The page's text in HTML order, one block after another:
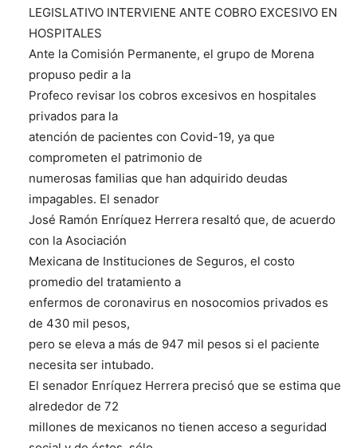
LEGISLATIVO INTERVIENE ANTE COBRO EXCESIVO EN
HOSPITALES
Ante la Comisión Permanente, el grupo de Morena
propuso pedir a la
Profeco revisar los cobros excesivos en hospitales
privados para la
atención de pacientes con Covid-19, ya que
comprometen el patrimonio de
numerosas familias que han adquirido deudas
impagables. El senador
José Ramón Enríquez Herrera resaltó que, de acuerdo
con la Asociación
Mexicana de Instituciones de Seguros, el costo
promedio del tratamiento a
enfermos de coronavirus en nosocomios privados es
de 430 mil pesos,
pero se eleva a más de 947 mil pesos si el paciente
necesita ser intubado.
El senador Enríquez Herrera precisó que se estima que
alrededor de 72
millones de mexicanos no tienen acceso a seguridad